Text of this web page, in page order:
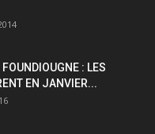
: LES
EN JANVIER...